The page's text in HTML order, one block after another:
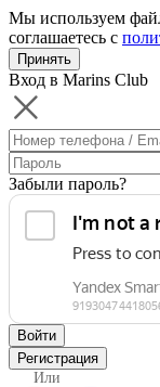
Мы используем
соглашаетесь с
Принять
Вход в Marins Club
Забыли пароль?
Войти
Регистрация
Или